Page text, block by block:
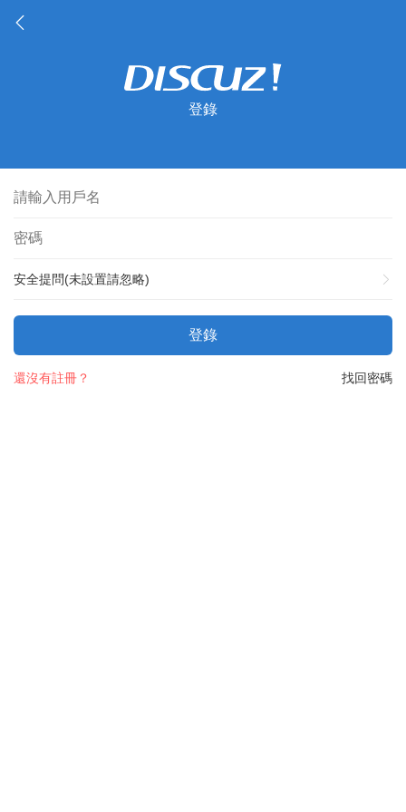
登錄
安全提問(未設置請忽略)
登錄
找回密碼
還沒有註冊？